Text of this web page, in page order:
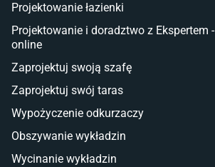
Płytki na balkon
Lampy stojące LED
Płytki
Płytki betonowe
Płytki Cersanit
Płytki wielkoformatowe
Glazura
Płytki marmurowe
Projektowanie łazienki
Projektowanie i doradztwo z Ekspertem
online
Zaprojektuj swoją szafę
Zaprojektuj swój taras
Wypożyczenie odkurzaczy
Obszywanie wykładzin
Wycinanie wykładzin